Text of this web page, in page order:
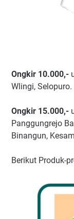
Ongkir 10.000,-
Wlingi, Selopuro.
Ongkir 15.000,-
Panggungrejo
Binangun,
Berikut Produk-